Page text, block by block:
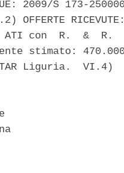
2009/S 173-
OFFERTE
di ATI con  R.  &  R.
stimato:
Liguria.  VI.4)